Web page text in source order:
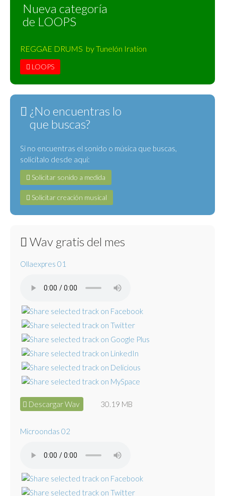
Nueva categoría
de LOOPS
REGGAE DRUMS by Tunelón Iration
LOOPS
¿No encuentras lo
que buscas?
Si no encuentras el sonido o música que buscas,
solicítalo desde aquí:
Solicitar sonido a medida
Solicitar creación musical
Wav gratis del mes
Ollaexpres 01
Descargar Wav 30.19 MB
Microondas 02